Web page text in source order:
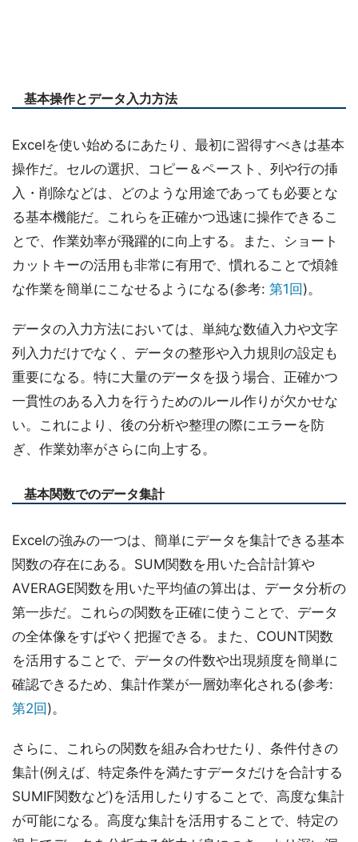
基本操作とデータ入力方法
Excelを使い始めるにあたり、最初に習得すべきは基本
操作だ。セルの選択、コピー＆ペースト、列や行の挿
入・削除などは、どのような用途であっても必要とな
る基本機能だ。これらを正確かつ迅速に操作できるこ
とで、作業効率が飛躍的に向上する。また、ショート
カットキーの活用も非常に有用で、慣れることで煩雑
な作業を簡単にこなせるようになる(参考: 第1回 )。
データの入力方法においては、単純な数値入力や文字
列入力だけでなく、データの整形や入力規則の設定も
重要になる。特に大量のデータを扱う場合、正確かつ
一貫性のある入力を行うためのルール作りが欠かせな
い。これにより、後の分析や整理の際にエラーを防
ぎ、作業効率がさらに向上する。
基本関数でのデータ集計
Excelの強みの一つは、簡単にデータを集計できる基本
関数の存在にある。SUM関数を用いた合計計算や
AVERAGE関数を用いた平均値の算出は、データ分析の
第一歩だ。これらの関数を正確に使うことで、データ
の全体像をすばやく把握できる。また、COUNT関数
を活用することで、データの件数や出現頻度を簡単に
確認できるため、集計作業が一層効率化される(参考:
第2回 )。
さらに、これらの関数を組み合わせたり、条件付きの
集計(例えば、特定条件を満たすデータだけを合計する
SUMIF関数など)を活用したりすることで、高度な集計
が可能になる。高度な集計を活用することで、特定の